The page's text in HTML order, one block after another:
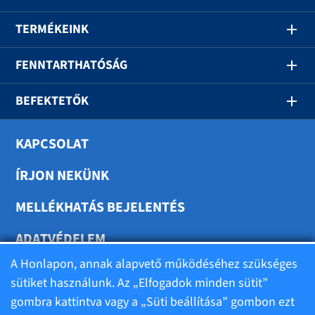
TERMÉKEINK
FENNTARTHATÓSÁG
BEFEKTETŐK
KAPCSOLAT
ÍRJON NEKÜNK
MELLÉKHATÁS BEJELENTÉS
ADATVÉDELEM
SÜTIK BEÁLLÍTÁSA
A Honlapon, annak alapvető működéséhez szükséges
sütiket használunk. Az „Elfogadok minden sütit”
gombra kattintva vagy a „Süti beállítása” gombon ezt